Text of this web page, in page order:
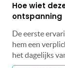
Hoe wiet
ontspanning
De eerste
hem een
het dagelijks